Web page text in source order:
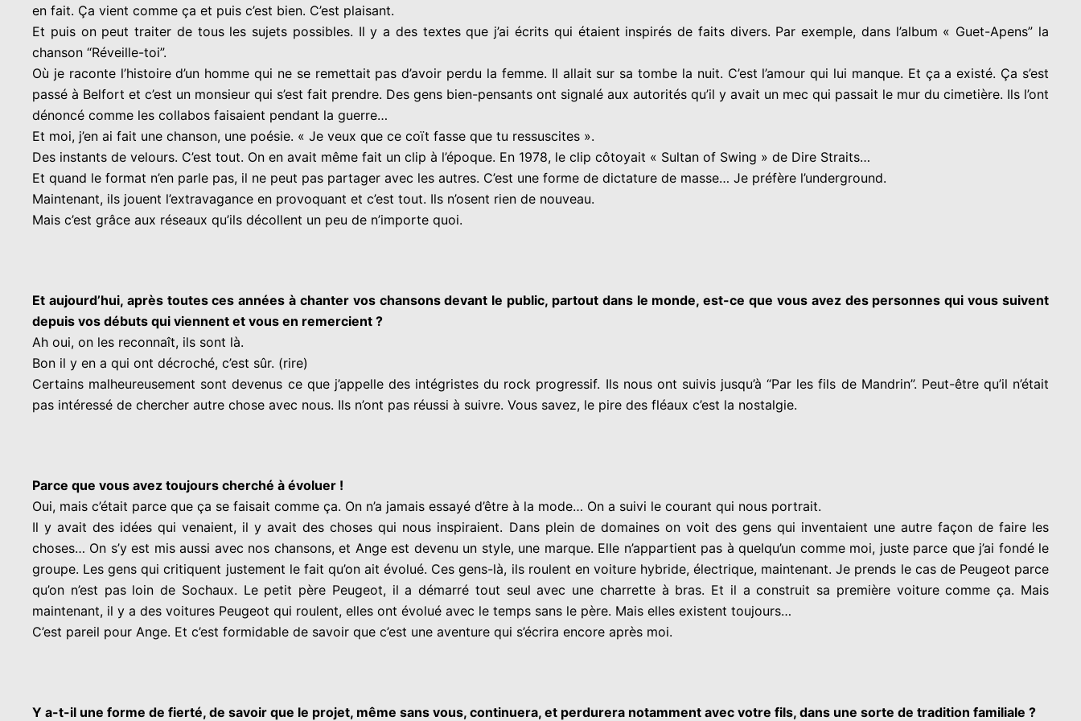
en fait. Ça vient comme ça et puis c’est bien. C’est plaisant.
Et puis on peut traiter de tous les sujets possibles. Il y a des textes que j’ai écrits qui étaient inspirés de faits divers. Par exemple, dans l’album « Guet-Apens” la
chanson “Réveille-toi”.
Où je raconte l’histoire d’un homme qui ne se remettait pas d’avoir perdu la femme. Il allait sur sa tombe la nuit. C’est l’amour qui lui manque. Et ça a existé. Ça s’est
passé à Belfort et c’est un monsieur qui s’est fait prendre. Des gens bien-pensants ont signalé aux autorités qu’il y avait un mec qui passait le mur du cimetière. Ils l’ont
dénoncé comme les collabos faisaient pendant la guerre…
Et moi, j’en ai fait une chanson, une poésie. « Je veux que ce coït fasse que tu ressuscites ».
Des instants de velours. C’est tout. On en avait même fait un clip à l’époque. En 1978, le clip côtoyait « Sultan of Swing » de Dire Straits…
Et quand le format n’en parle pas, il ne peut pas partager avec les autres. C’est une forme de dictature de masse… Je préfère l’underground.
Maintenant, ils jouent l’extravagance en provoquant et c’est tout. Ils n’osent rien de nouveau.
Mais c’est grâce aux réseaux qu’ils décollent un peu de n’importe quoi.
Et aujourd’hui, après toutes ces années à chanter vos chansons devant le public, partout dans le monde, est-ce que vous avez des personnes qui vous suivent
depuis vos débuts qui viennent et vous en remercient ?
Ah oui, on les reconnaît, ils sont là.
Bon il y en a qui ont décroché, c’est sûr. (rire)
Certains malheureusement sont devenus ce que j’appelle des intégristes du rock progressif. Ils nous ont suivis jusqu’à “Par les fils de Mandrin”. Peut-être qu’il n’était
pas intéressé de chercher autre chose avec nous. Ils n’ont pas réussi à suivre. Vous savez, le pire des fléaux c’est la nostalgie.
Parce que vous avez toujours cherché à évoluer !
Oui, mais c’était parce que ça se faisait comme ça. On n’a jamais essayé d’être à la mode… On a suivi le courant qui nous portrait.
Il y avait des idées qui venaient, il y avait des choses qui nous inspiraient. Dans plein de domaines on voit des gens qui inventaient une autre façon de faire les
choses… On s’y est mis aussi avec nos chansons, et Ange est devenu un style, une marque. Elle n’appartient pas à quelqu’un comme moi, juste parce que j’ai fondé le
groupe. Les gens qui critiquent justement le fait qu’on ait évolué. Ces gens-là, ils roulent en voiture hybride, électrique, maintenant. Je prends le cas de Peugeot parce
qu’on n’est pas loin de Sochaux. Le petit père Peugeot, il a démarré tout seul avec une charrette à bras. Et il a construit sa première voiture comme ça. Mais
maintenant, il y a des voitures Peugeot qui roulent, elles ont évolué avec le temps sans le père. Mais elles existent toujours…
C’est pareil pour Ange. Et c’est formidable de savoir que c’est une aventure qui s’écrira encore après moi.
Y a-t-il une forme de fierté, de savoir que le projet, même sans vous, continuera, et perdurera notamment avec votre fils, dans une sorte de tradition familiale ?